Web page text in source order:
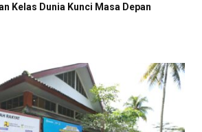
Kelas Dunia Kunci Masa Depan